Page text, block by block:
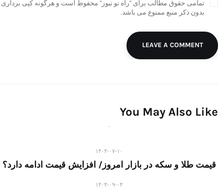
تمامی حقوق مطالب برای "راه نو نیوز" محفوظ است و هرگونه کپی برداری
بدون ذکر منبع ممنوع می باشد.
LEAVE A COMMENT
You May Also Like
۱۴۰۴-۰۷-۱۰
قیمت طلا و سکه در بازار امروز/ افزایش قیمت ادامه دارد؟
۱۴۰۴-۰۹-۰۴